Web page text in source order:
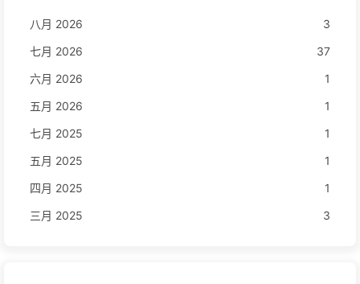
八月 2026
3
七月 2026
37
六月 2026
1
五月 2026
1
七月 2025
1
五月 2025
1
四月 2025
1
三月 2025
3